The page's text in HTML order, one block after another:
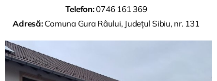
Telefon:0746 161 369
Adresă:Comuna Gura Râului, Județul Sibiu, nr. 131